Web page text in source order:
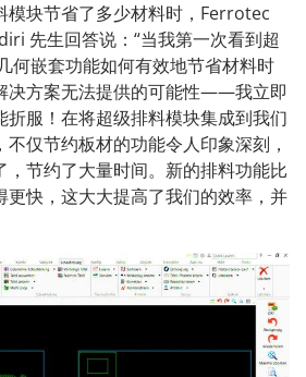
模块节省了多少材料时，Ferrotec
先生回答说：“当我第一次看到超
何嵌套功能如何有效地节省材料时
方案无法提供的可能性——我立即
折服！在将超级排料模块集成到我们
仅节约板材的功能令人印象深刻，
，节约了大量时间。新的排料功能比
更快，这大大提高了我们的效率，并